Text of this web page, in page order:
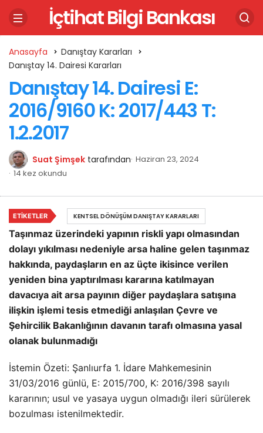
İçtihat Bilgi Bankası
Anasayfa
Danıştay Kararları
Danıştay 14. Dairesi Kararları
Danıştay 14. Dairesi E:
2016/9160 K: 2017/443 T:
1.2.2017
Suat Şimşek tarafından Haziran 23, 2024
14 kez okundu
Taşınmaz üzerindeki yapının riskli yapı olmasından
dolayı yıkılması nedeniyle arsa haline gelen taşınmaz
hakkında, paydaşların en az üçte ikisince verilen
yeniden bina yaptırılması kararına katılmayan
davacıya ait arsa payının diğer paydaşlara satışına
ilişkin işlemi tesis etmediği anlaşılan Çevre ve
Şehircilik Bakanlığının davanın tarafı olmasına yasal
olanak bulunmadığı
İstemin Özeti: Şanlıurfa 1. İdare Mahkemesinin
31/03/2016 günlü, E: 2015/700, K: 2016/398 sayılı
kararının; usul ve yasaya uygun olmadığı ileri sürülerek
bozulması istenilmektedir.
ETIKETLER KENTSEL DÖNÜŞÜM DANIŞTAY KARARLARI